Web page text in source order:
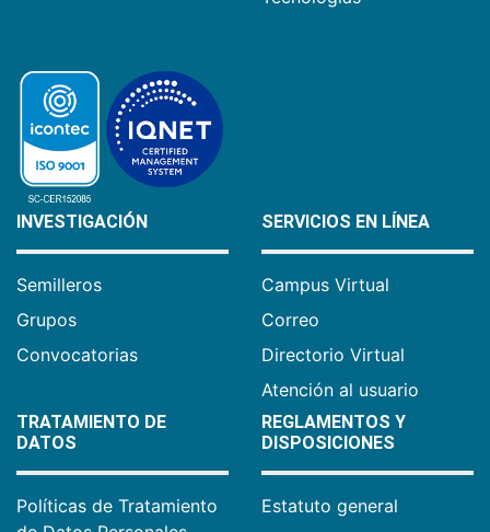
INVESTIGACIÓN
Semilleros
Grupos
Convocatorias
SERVICIOS EN LÍNEA
Campus Virtual
Correo
Directorio Virtual
Atención al usuario
TRATAMIENTO DE
DATOS
Políticas de Tratamiento
REGLAMENTOS Y
DISPOSICIONES
Estatuto general